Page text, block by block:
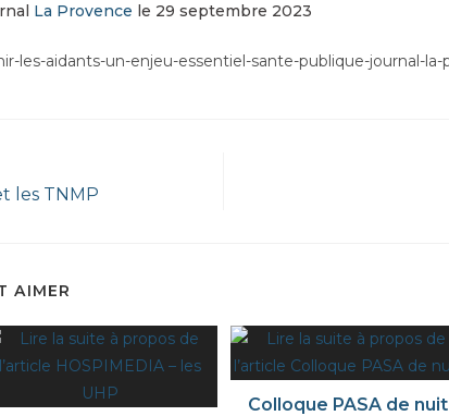
La Provence le 29 septembre 2023
les TNMP
AIMER
Colloque PASA de nuit